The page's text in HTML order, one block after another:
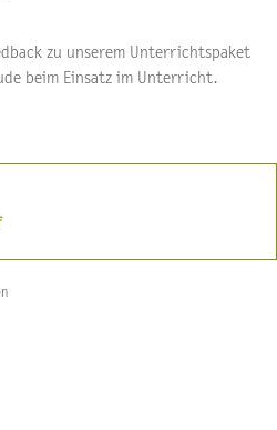
zu unserem Unterrichtspaket
beim Einsatz im Unterricht.